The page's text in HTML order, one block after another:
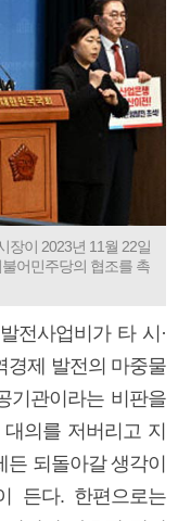
장이 2023년 11월 22일
어민주당의 협조를 촉
전사업비가 타 시·
경제 발전의 마중물
기관이라는 비판을
의를 저버리고 지
든 되돌아갈 생각이
든다. 한편으로는